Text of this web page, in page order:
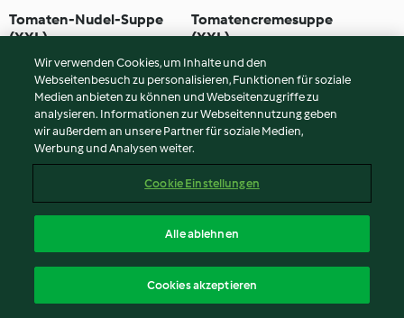
Tomaten-Nudel-Suppe
(XXL)
(8) 35 Min
Tomatencremesuppe
(XXL)
4.5 (6)
Kartoffel-Lauch-Suppe
(XXL)
Exotische Spitzkohlsuppe
Wir verwenden Cookies, um Inhalte und den
Webseitenbesuch zu personalisieren, Funktionen für soziale
Medien anbieten zu können und Webseitenzugriffe zu
analysieren. Informationen zur Webseitennutzung geben
wir außerdem an unsere Partner für soziale Medien,
Werbung und Analysen weiter.
Cookie Einstellungen
Alle ablehnen
Cookies akzeptieren